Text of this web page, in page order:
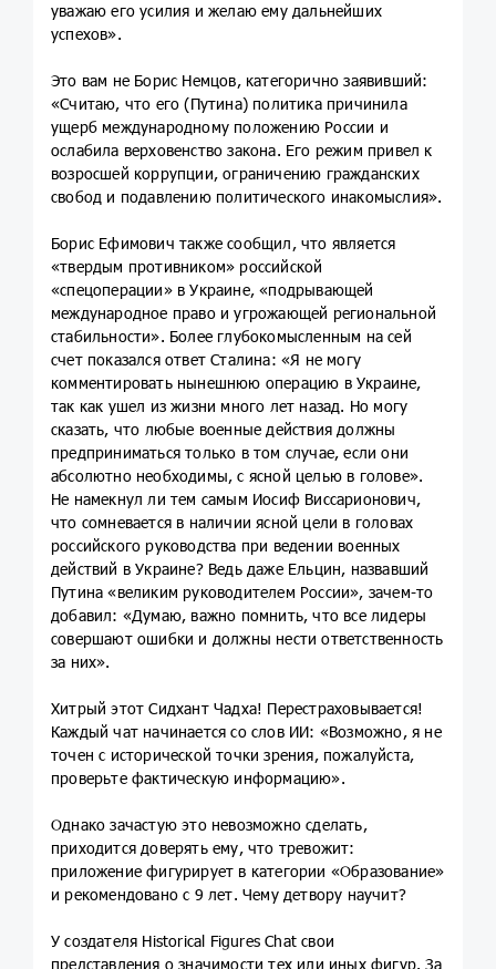
уважаю его усилия и желаю ему дальнейших
успехов».
Это вам не Борис Немцов, категорично заявивший:
«Считаю, что его (Путина) политика причинила
ущерб международному положению России и
ослабила верховенство закона. Его режим привел к
возросшей коррупции, ограничению гражданских
свобод и подавлению политического инакомыслия».
Борис Ефимович также сообщил, что является
«твердым противником» российской
«спецоперации» в Украине, «подрывающей
международное право и угрожающей региональной
стабильности». Более глубокомысленным на сей
счет показался ответ Сталина: «Я не могу
комментировать нынешнюю операцию в Украине,
так как ушел из жизни много лет назад. Но могу
сказать, что любые военные действия должны
предприниматься только в том случае, если они
абсолютно необходимы, с ясной целью в голове».
Не намекнул ли тем самым Иосиф Виссарионович,
что сомневается в наличии ясной цели в головах
российского руководства при ведении военных
действий в Украине? Ведь даже Ельцин, назвавший
Путина «великим руководителем России», зачем-то
добавил: «Думаю, важно помнить, что все лидеры
совершают ошибки и должны нести ответственность
за них».
Хитрый этот Сидхант Чадха! Перестраховывается!
Каждый чат начинается со слов ИИ: «Возможно, я не
точен с исторической точки зрения, пожалуйста,
проверьте фактическую информацию».
Однако зачастую это невозможно сделать,
приходится доверять ему, что тревожит:
приложение фигурирует в категории «Образование»
и рекомендовано с 9 лет. Чему детвору научит?
У создателя Historical Figures Chat свои
представления о значимости тех или иных фигур. За